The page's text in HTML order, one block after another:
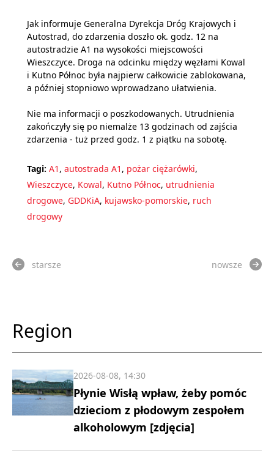
Jak informuje Generalna Dyrekcja Dróg Krajowych i
Autostrad, do zdarzenia doszło ok. godz. 12 na
autostradzie A1 na wysokości miejscowości
Wieszczyce. Droga na odcinku między węzłami Kowal
i Kutno Północ była najpierw całkowicie zablokowana,
a później stopniowo wprowadzano ułatwienia.
Nie ma informacji o poszkodowanych. Utrudnienia
zakończyły się po niemalże 13 godzinach od zajścia
zdarzenia - tuż przed godz. 1 z piątku na sobotę.
Tagi: A1 , autostrada A1 , pożar ciężarówki,
Wieszczyce, Kowal, Kutno Północ, utrudnienia
drogowe, GDDKiA, kujawsko-pomorskie, ruch
drogowy
starsze nowsze
Region
Płynie Wisłą wpław, żeby pomóc
dzieciom z płodowym zespołem
alkoholowym [zdjęcia]
2026-08-08, 14:30